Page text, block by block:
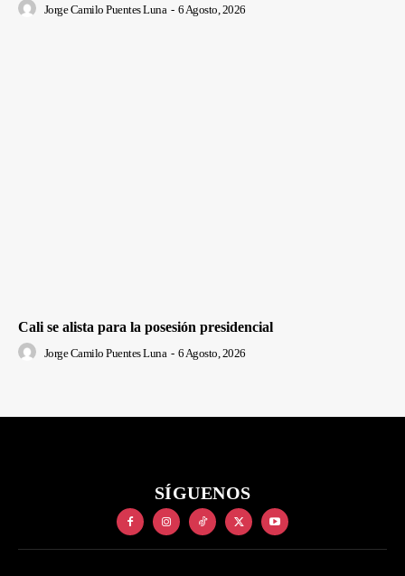
Jorge Camilo Puentes Luna - 6 Agosto, 2026
Cali se alista para la posesión presidencial
Jorge Camilo Puentes Luna - 6 Agosto, 2026
SÍGUENOS